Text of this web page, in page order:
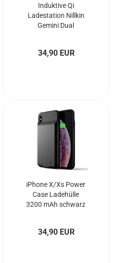
Induktive Qi
Ladestation Nillkin
Gemini Dual
34,90 EUR
iPhone X/Xs Power
Case Ladehülle
3200 mAh schwarz
34,90 EUR